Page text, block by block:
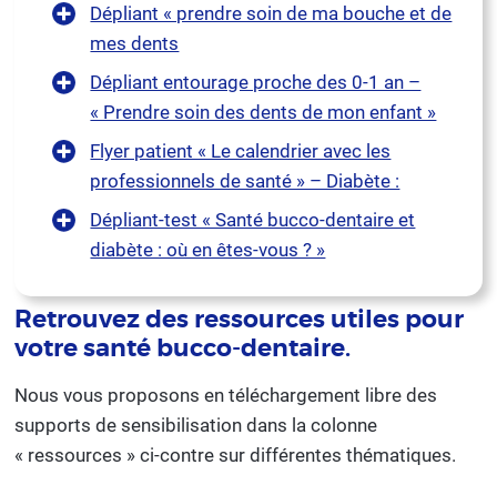
Dépliant « prendre soin de ma bouche et de
mes dents
Dépliant entourage proche des 0-1 an –
« Prendre soin des dents de mon enfant »
Flyer patient « Le calendrier avec les
professionnels de santé » – Diabète :
Dépliant-test « Santé bucco-dentaire et
diabète : où en êtes-vous ? »
Retrouvez des ressources utiles pour
votre santé bucco-dentaire.
Nous vous proposons en téléchargement libre des
supports de sensibilisation dans la colonne
« ressources » ci-contre sur différentes thématiques.